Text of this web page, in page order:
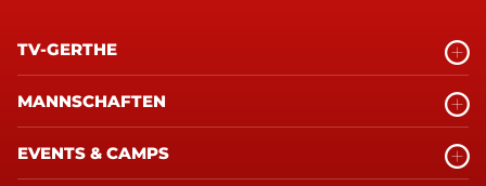
TV-GERTHE
MANNSCHAFTEN
EVENTS & CAMPS